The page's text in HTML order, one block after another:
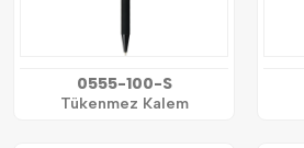
0555-100-S
Tükenmez Kalem